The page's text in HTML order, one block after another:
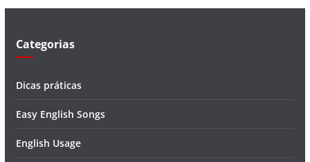
Categorias
Dicas práticas
Easy English Songs
English Usage